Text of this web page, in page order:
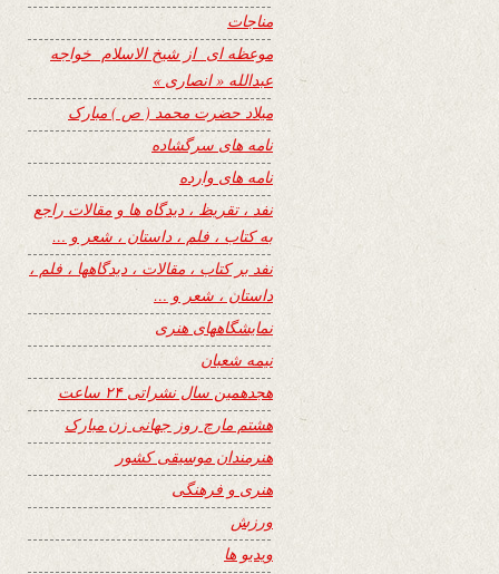
مناجات
موعظه ای از شیخ الاسلام خواجه
عبدالله « انصاری »
میلاد حضرت محمد ( ص ) مبارک
نامه های سرگشاده
نامه های وارده
نفد ، تقریظ ، دیدگاه ها و مقالات راجع
به کتاب ، فلم ، داستان ، شعر و …
نفد بر کتاب ، مقالات ، دیدگاهها ، فلم ،
داستان ، شعر و …
نمایشگاههای هنری
نیمه شعبان
هجدهمین سال نشراتی ۲۴ ساعت
هشتم مارچ روز جهانی زن مبارک
هنرمندان موسیقی کشور
هنری و فرهنگی
ورزش
ویدیو ها